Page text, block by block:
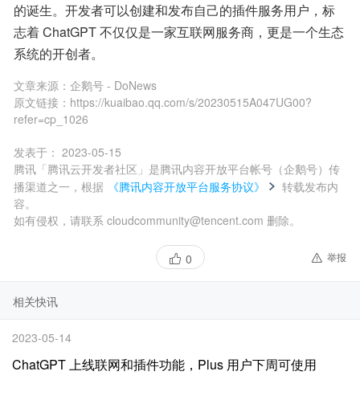
的诞生。开发者可以创建和发布自己的插件服务用户，标
志着 ChatGPT 不仅仅是一家互联网服务商，更是一个生态
系统的开创者。
文章来源： 企鹅号 - DoNews
原文链接： https://kuaibao.qq.com/s/20230515A047UG00?
refer=cp_1026
发表于： 2023-05-15
腾讯「腾讯云开发者社区」是腾讯内容开放平台帐号（企鹅号）传
播渠道之一，根据
《腾讯内容开放平台服务协议》
转载发布内
容。
如有侵权，请联系 cloudcommunity@tencent.com 删除。
0 举报
相关快讯
2023-05-14
ChatGPT 上线联网和插件功能，Plus 用户下周可使用